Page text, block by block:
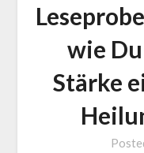
wie
Stärke